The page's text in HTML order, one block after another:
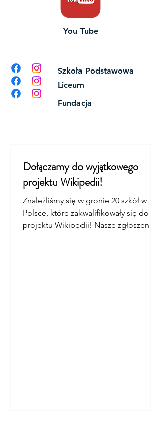
You Tube
Szkoła Podstawowa
Liceum
Fundacja
Dołączamy do wyjątkowego
projektu Wikipedii!
Znaleźliśmy się w gronie 20 szkół w
Polsce, które zakwalifikowały się do
projektu Wikipedii! Nasze zgłoszenie